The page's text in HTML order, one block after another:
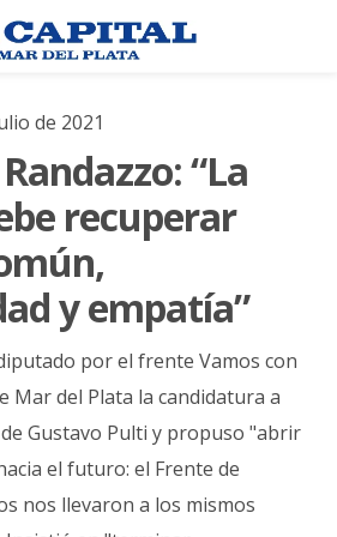
de 2021
“La
recuperar
y empatía”
por el frente Vamos con
Mar del Plata la candidatura a
Gustavo Pulti y propuso "abrir
el futuro: el Frente de
nos llevaron a los mismos